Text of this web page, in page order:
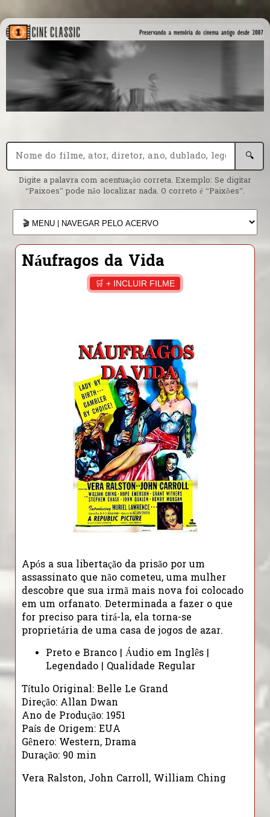
🔍
Digite a palavra com acentuação correta. Exemplo: Se digitar
“Paixoes” pode não localizar nada. O correto é “Paixões”.
Náufragos da Vida
🛒 + INCLUIR FILME
Após a sua libertação da prisão por um
assassinato que não cometeu, uma mulher
descobre que sua irmã mais nova foi colocado
em um orfanato. Determinada a fazer o que
for preciso para tirá-la, ela torna-se
proprietária de uma casa de jogos de azar.
Preto e Branco | Áudio em Inglês |
Legendado | Qualidade Regular
Título Original: Belle Le Grand
Direção: Allan Dwan
Ano de Produção: 1951
País de Origem: EUA
Gênero: Western, Drama
Duração: 90 min
Vera Ralston, John Carroll, William Ching